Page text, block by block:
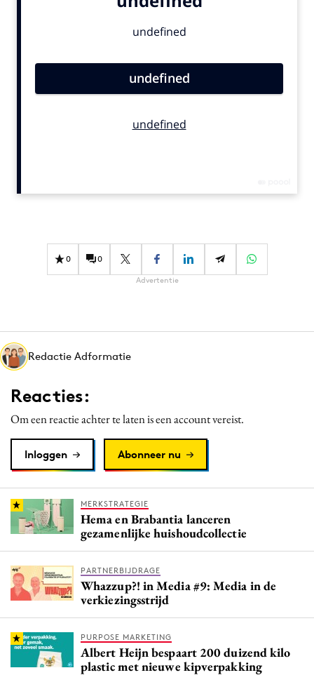
Gedragsverandering
Influencer marketing
Media
Merkstrategie
PR
Programmatic
Purpose Marketing
0 0
Advertentie
Redactie Adformatie
Reacties:
Om een reactie achter te laten is een account vereist.
Inloggen Abonneer nu
MERKSTRATEGIE
Hema en Brabantia lanceren
gezamenlijke huishoudcollectie
PARTNERBIJDRAGE
Whazzup?! in Media #9: Media in de
verkiezingsstrijd
PURPOSE MARKETING
Albert Heijn bespaart 200 duizend kilo
plastic met nieuwe kipverpakking